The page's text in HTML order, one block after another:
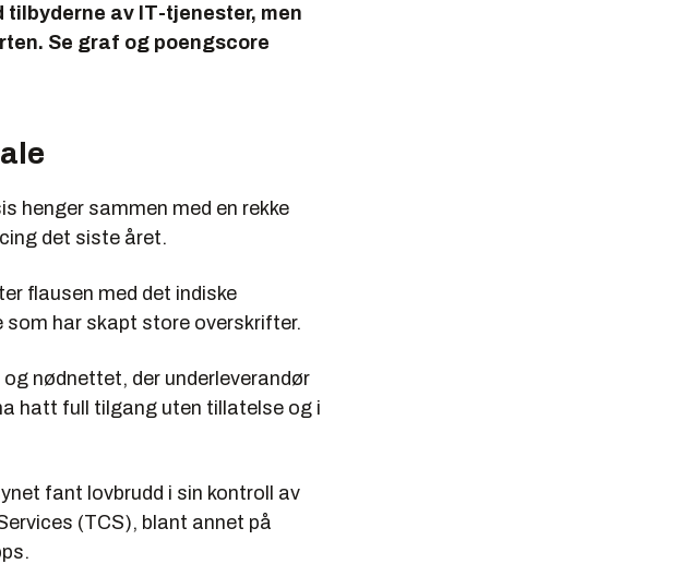
tilbyderne av IT-tjenester, men
Se graf og poengscore
henger sammen med en rekke
det siste året.
flausen med det indiske
som har skapt store overskrifter.
nødnettet, der underleverandør
hatt full tilgang uten tillatelse og i
fant lovbrudd i sin kontroll av
(TCS), blant annet på